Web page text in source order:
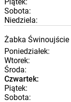
Sobota:
Niedziela:
Żabka Świnoujście
Poniedziałek:
Wtorek:
Środa:
Czwartek:
Piątek:
Sobota: